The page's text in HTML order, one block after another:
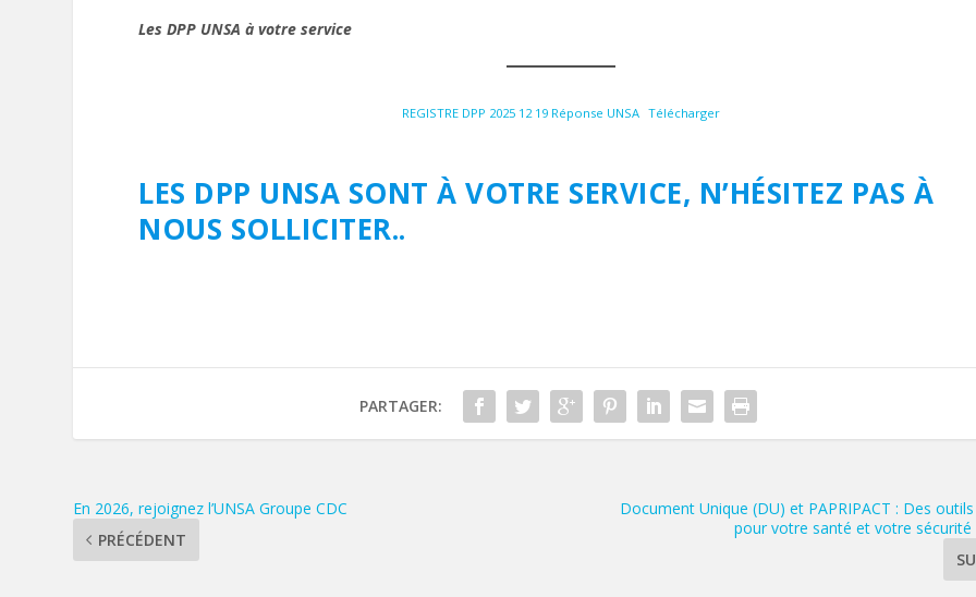
Les DPP UNSA à votre service
REGISTRE DPP 2025 12 19 Réponse UNSA Télécharger
LES DPP UNSA SONT À VOTRE SERVICE, N’HÉSITEZ PAS À
NOUS SOLLICITER..
PARTAGER:
En 2026, rejoignez l’UNSA Groupe CDC
PRÉCÉDENT
Document Unique (DU) et PAPRIPACT : Des
pour votre santé et votre sécurité